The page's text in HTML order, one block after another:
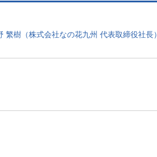
樹（株式会社なの花九州 代表取締役社長）